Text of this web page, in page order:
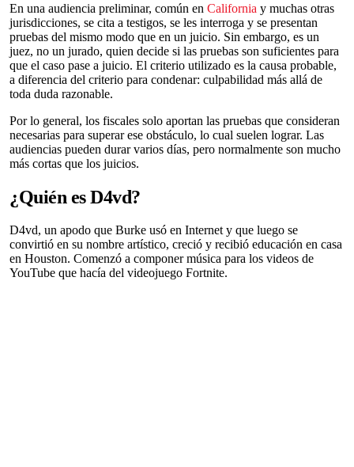
En una audiencia preliminar, común en California y muchas otras
jurisdicciones, se cita a testigos, se les interroga y se presentan
pruebas del mismo modo que en un juicio. Sin embargo, es un
juez, no un jurado, quien decide si las pruebas son suficientes para
que el caso pase a juicio. El criterio utilizado es la causa probable,
a diferencia del criterio para condenar: culpabilidad más allá de
toda duda razonable.
Por lo general, los fiscales solo aportan las pruebas que consideran
necesarias para superar ese obstáculo, lo cual suelen lograr. Las
audiencias pueden durar varios días, pero normalmente son mucho
más cortas que los juicios.
¿Quién es D4vd?
D4vd, un apodo que Burke usó en Internet y que luego se
convirtió en su nombre artístico, creció y recibió educación en casa
en Houston. Comenzó a componer música para los videos de
YouTube que hacía del videojuego Fortnite.